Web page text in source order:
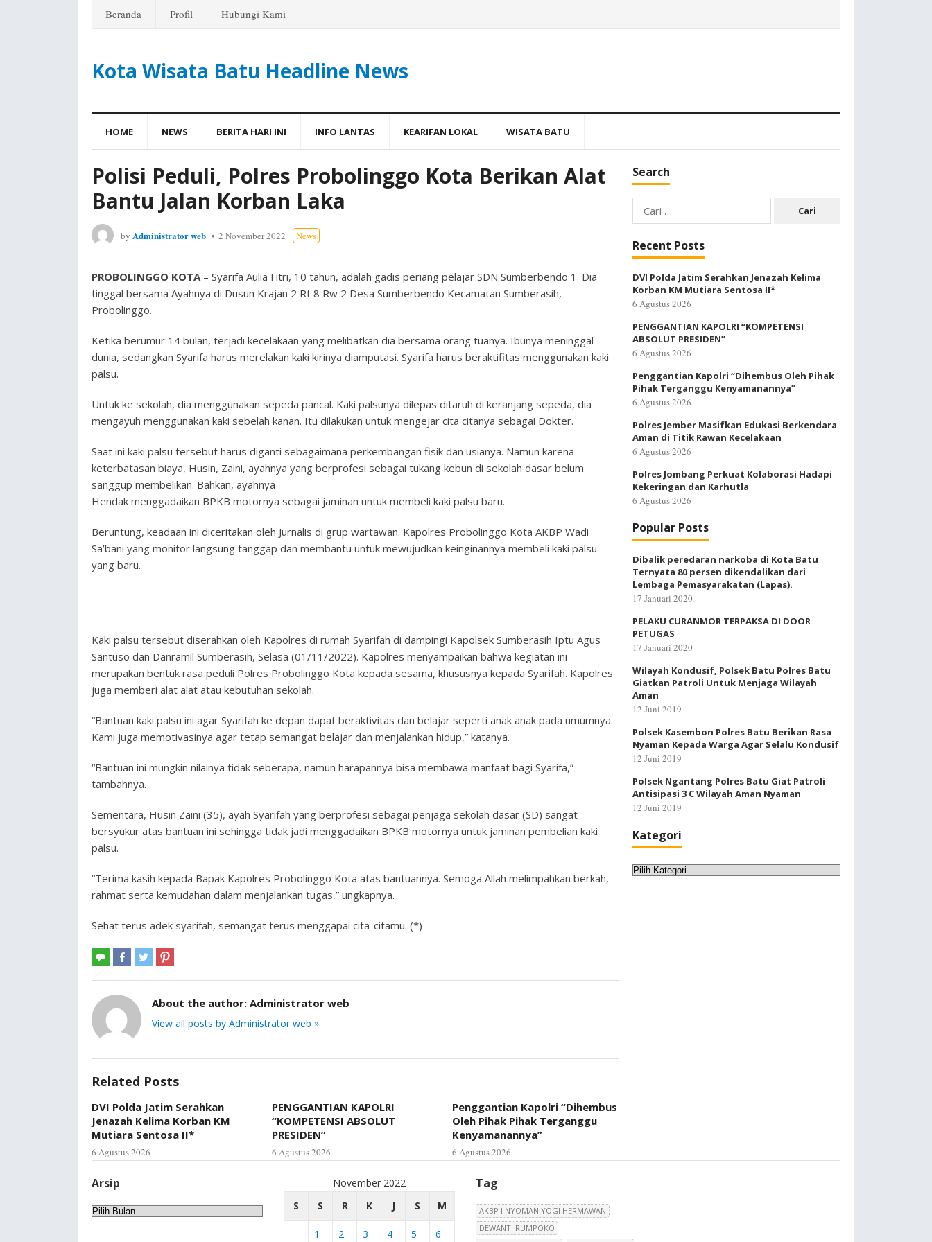
Beranda Profil Hubungi Kami
Kota Wisata Batu Headline News
HOME NEWS BERITA HARI INI INFO LANTAS KEARIFAN LOKAL WISATA BATU
Polisi Peduli, Polres Probolinggo Kota Berikan Alat
Bantu Jalan Korban Laka
by Administrator web 2 November 2022 News
PROBOLINGGO KOTA – Syarifa Aulia Fitri, 10 tahun, adalah gadis periang pelajar SDN Sumberbendo 1. Dia
tinggal bersama Ayahnya di Dusun Krajan 2 Rt 8 Rw 2 Desa Sumberbendo Kecamatan Sumberasih,
Probolinggo.
Ketika berumur 14 bulan, terjadi kecelakaan yang melibatkan dia bersama orang tuanya. Ibunya meninggal
dunia, sedangkan Syarifa harus merelakan kaki kirinya diamputasi. Syarifa harus beraktifitas menggunakan kaki
palsu.
Untuk ke sekolah, dia menggunakan sepeda pancal. Kaki palsunya dilepas ditaruh di keranjang sepeda, dia
mengayuh menggunakan kaki sebelah kanan. Itu dilakukan untuk mengejar cita citanya sebagai Dokter.
Saat ini kaki palsu tersebut harus diganti sebagaimana perkembangan fisik dan usianya. Namun karena
keterbatasan biaya, Husin, Zaini, ayahnya yang berprofesi sebagai tukang kebun di sekolah dasar belum
sanggup membelikan. Bahkan, ayahnya
Hendak menggadaikan BPKB motornya sebagai jaminan untuk membeli kaki palsu baru.
Beruntung, keadaan ini diceritakan oleh Jurnalis di grup wartawan. Kapolres Probolinggo Kota AKBP Wadi
Sa’bani yang monitor langsung tanggap dan membantu untuk mewujudkan keinginannya membeli kaki palsu
yang baru.
Kaki palsu tersebut diserahkan oleh Kapolres di rumah Syarifah di dampingi Kapolsek Sumberasih Iptu Agus
Santuso dan Danramil Sumberasih, Selasa (01/11/2022). Kapolres menyampaikan bahwa kegiatan ini
merupakan bentuk rasa peduli Polres Probolinggo Kota kepada sesama, khususnya kepada Syarifah. Kapolres
juga memberi alat alat atau kebutuhan sekolah.
“Bantuan kaki palsu ini agar Syarifah ke depan dapat beraktivitas dan belajar seperti anak anak pada umumnya.
Kami juga memotivasinya agar tetap semangat belajar dan menjalankan hidup,” katanya.
“Bantuan ini mungkin nilainya tidak seberapa, namun harapannya bisa membawa manfaat bagi Syarifa,”
tambahnya.
Sementara, Husin Zaini (35), ayah Syarifah yang berprofesi sebagai penjaga sekolah dasar (SD) sangat
bersyukur atas bantuan ini sehingga tidak jadi menggadaikan BPKB motornya untuk jaminan pembelian kaki
palsu.
“Terima kasih kepada Bapak Kapolres Probolinggo Kota atas bantuannya. Semoga Allah melimpahkan berkah,
rahmat serta kemudahan dalam menjalankan tugas,” ungkapnya.
Sehat terus adek syarifah, semangat terus menggapai cita-citamu. (*)
About the author: Administrator web
View all posts by Administrator web »
Related Posts
DVI Polda Jatim Serahkan
Jenazah Kelima Korban KM
Mutiara Sentosa II*
6 Agustus 2026
PENGGANTIAN KAPOLRI
“KOMPETENSI ABSOLUT
PRESIDEN”
6 Agustus 2026
Penggantian Kapolri “Dihembus
Oleh Pihak Pihak Terganggu
Kenyamanannya”
6 Agustus 2026
Search
Cari
untuk:
Recent Posts
DVI Polda Jatim Serahkan Jenazah Kelima
Korban KM Mutiara Sentosa II*
6 Agustus 2026
PENGGANTIAN KAPOLRI “KOMPETENSI
ABSOLUT PRESIDEN”
6 Agustus 2026
Penggantian Kapolri “Dihembus Oleh Pihak
Pihak Terganggu Kenyamanannya”
6 Agustus 2026
Polres Jember Masifkan Edukasi Berkendara
Aman di Titik Rawan Kecelakaan
6 Agustus 2026
Polres Jombang Perkuat Kolaborasi Hadapi
Kekeringan dan Karhutla
6 Agustus 2026
Popular Posts
Dibalik peredaran narkoba di Kota Batu
Ternyata 80 persen dikendalikan dari
Lembaga Pemasyarakatan (Lapas).
17 Januari 2020
PELAKU CURANMOR TERPAKSA DI DOOR
PETUGAS
17 Januari 2020
Wilayah Kondusif, Polsek Batu Polres Batu
Giatkan Patroli Untuk Menjaga Wilayah
Aman
12 Juni 2019
Polsek Kasembon Polres Batu Berikan Rasa
Nyaman Kepada Warga Agar Selalu Kondusif
12 Juni 2019
Polsek Ngantang Polres Batu Giat Patroli
Antisipasi 3 C Wilayah Aman Nyaman
12 Juni 2019
Kategori
Kategori
Arsip
Arsip
November 2022
S
S R K J S M
1 2 3 4 5 6
Tag
AKBP I NYOMAN YOGI HERMAWAN
DEWANTI RUMPOKO